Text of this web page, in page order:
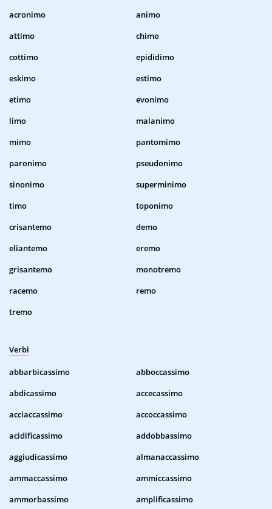
acronimo
animo
attimo
chimo
cottimo
epididimo
eskimo
estimo
etimo
evonimo
limo
malanimo
mimo
pantomimo
paronimo
pseudonimo
sinonimo
superminimo
timo
toponimo
crisantemo
demo
eliantemo
eremo
grisantemo
monotremo
racemo
remo
tremo
Verbi
abbarbicassimo
abboccassimo
abdicassimo
accecassimo
acciaccassimo
accoccassimo
acidificassimo
addobbassimo
aggiudicassimo
almanaccassimo
ammaccassimo
ammiccassimo
ammorbassimo
amplificassimo